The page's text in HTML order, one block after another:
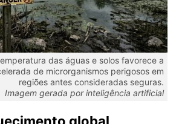
das águas e solos favorece a
de microrganismos perigosos em
regiões antes consideradas seguras.
Imagem gerada por inteligência artificial